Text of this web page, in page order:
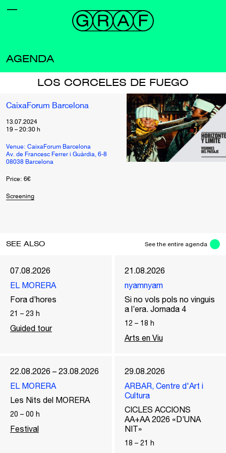
AGENDA
LOS CORCELES DE FUEGO
CaixaForum Barcelona
13.07.2024
19 – 20:30 h
Venue: CaixaForum Barcelona
Av. de Francesc Ferrer i Guàrdia, 6-8
08038 Barcelona
Price: 6€
Screening
SEE ALSO See the entire agenda
07.08.2026
EL MORERA
Fora d’hores
21 – 23 h
Guided tour
21.08.2026
nyamnyam
Si no vols pols no vinguis
a l’era. Jornada 4
12 – 18 h
Arts en Viu
22.08.2026 – 23.08.2026
EL MORERA
Les Nits del MORERA
20 – 00 h
Festival
29.08.2026
ARBAR, Centre d'Art i
Cultura
CICLES ACCIONS
AA+AA 2026 «D’UNA
NIT»
18 – 21 h